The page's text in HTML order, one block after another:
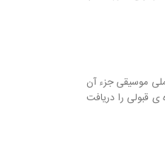
موسیقی جزء آن
قبولی را دریافت